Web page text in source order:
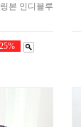
본 인디블루